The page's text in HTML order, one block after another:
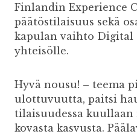
Finlandin Experience
päätöstilaisuus sekä
kapulan vaihto Digital
yhteisölle.
Hyvä nousu! – teema
ulottuvuutta, paitsi
tilaisuudessa
kovasta kasvusta.